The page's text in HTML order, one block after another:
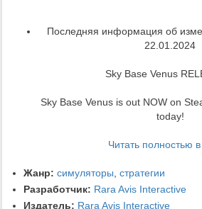
Последняя информация об
22.01.2024
Sky Base Venus
Sky Base Venus is out NOW on
today!
Читать полностью
Жанр: симуляторы, стратегии
Разработчик: Rara Avis Interactive
Издатель: Rara Avis Interactive